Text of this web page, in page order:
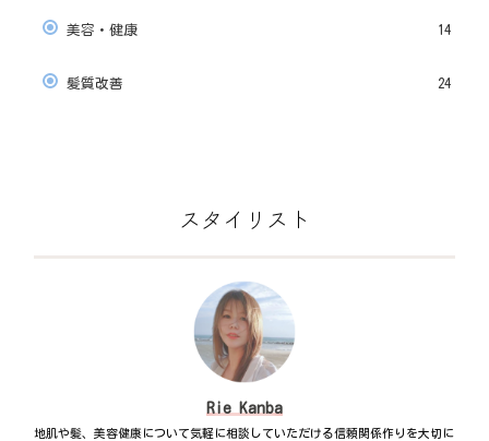
美容・健康 14
髪質改善 24
スタイリスト
Rie Kanba
地肌や髪、美容健康について気軽に相談していただける信頼関係作りを大切に